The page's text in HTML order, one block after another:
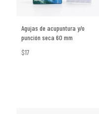
Agujas de acupuntura y/o
punción seca 60 mm
$17